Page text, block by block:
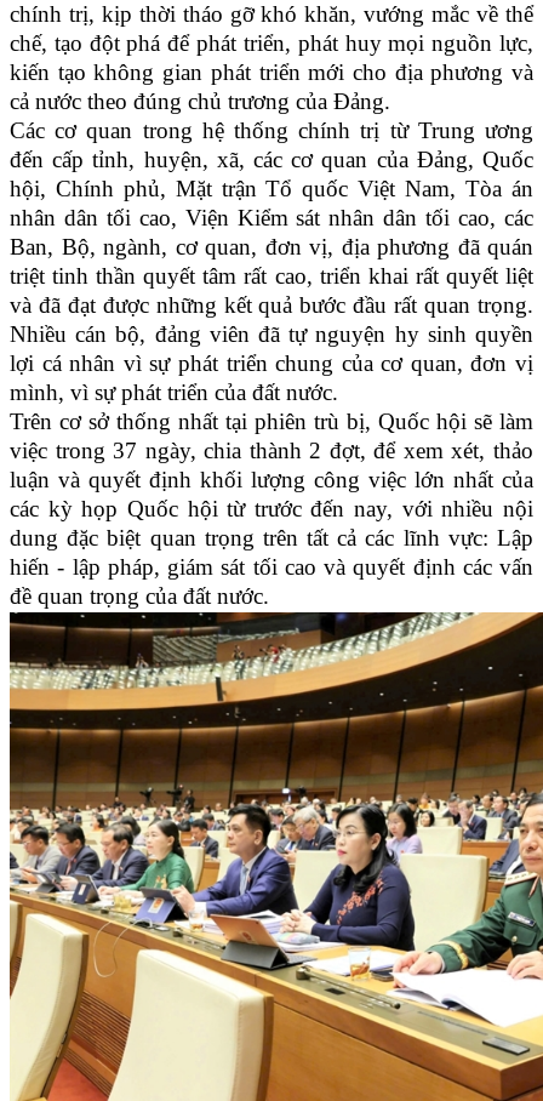
chính trị, kịp thời tháo gỡ khó khăn, vướng mắc về thể
chế, tạo đột phá để phát triển, phát huy mọi nguồn lực,
kiến tạo không gian phát triển mới cho địa phương và
cả nước theo đúng chủ trương của Đảng.
Các cơ quan trong hệ thống chính trị từ Trung ương
đến cấp tỉnh, huyện, xã, các cơ quan của Đảng, Quốc
hội, Chính phủ, Mặt trận Tổ quốc Việt Nam, Tòa án
nhân dân tối cao, Viện Kiểm sát nhân dân tối cao, các
Ban, Bộ, ngành, cơ quan, đơn vị, địa phương đã quán
triệt tinh thần quyết tâm rất cao, triển khai rất quyết liệt
và đã đạt được những kết quả bước đầu rất quan trọng.
Nhiều cán bộ, đảng viên đã tự nguyện hy sinh quyền
lợi cá nhân vì sự phát triển chung của cơ quan, đơn vị
mình, vì sự phát triển của đất nước.
Trên cơ sở thống nhất tại phiên trù bị, Quốc hội sẽ làm
việc trong 37 ngày, chia thành 2 đợt, để xem xét, thảo
luận và quyết định khối lượng công việc lớn nhất của
các kỳ họp Quốc hội từ trước đến nay, với nhiều nội
dung đặc biệt quan trọng trên tất cả các lĩnh vực: Lập
hiến - lập pháp, giám sát tối cao và quyết định các vấn
đề quan trọng của đất nước.